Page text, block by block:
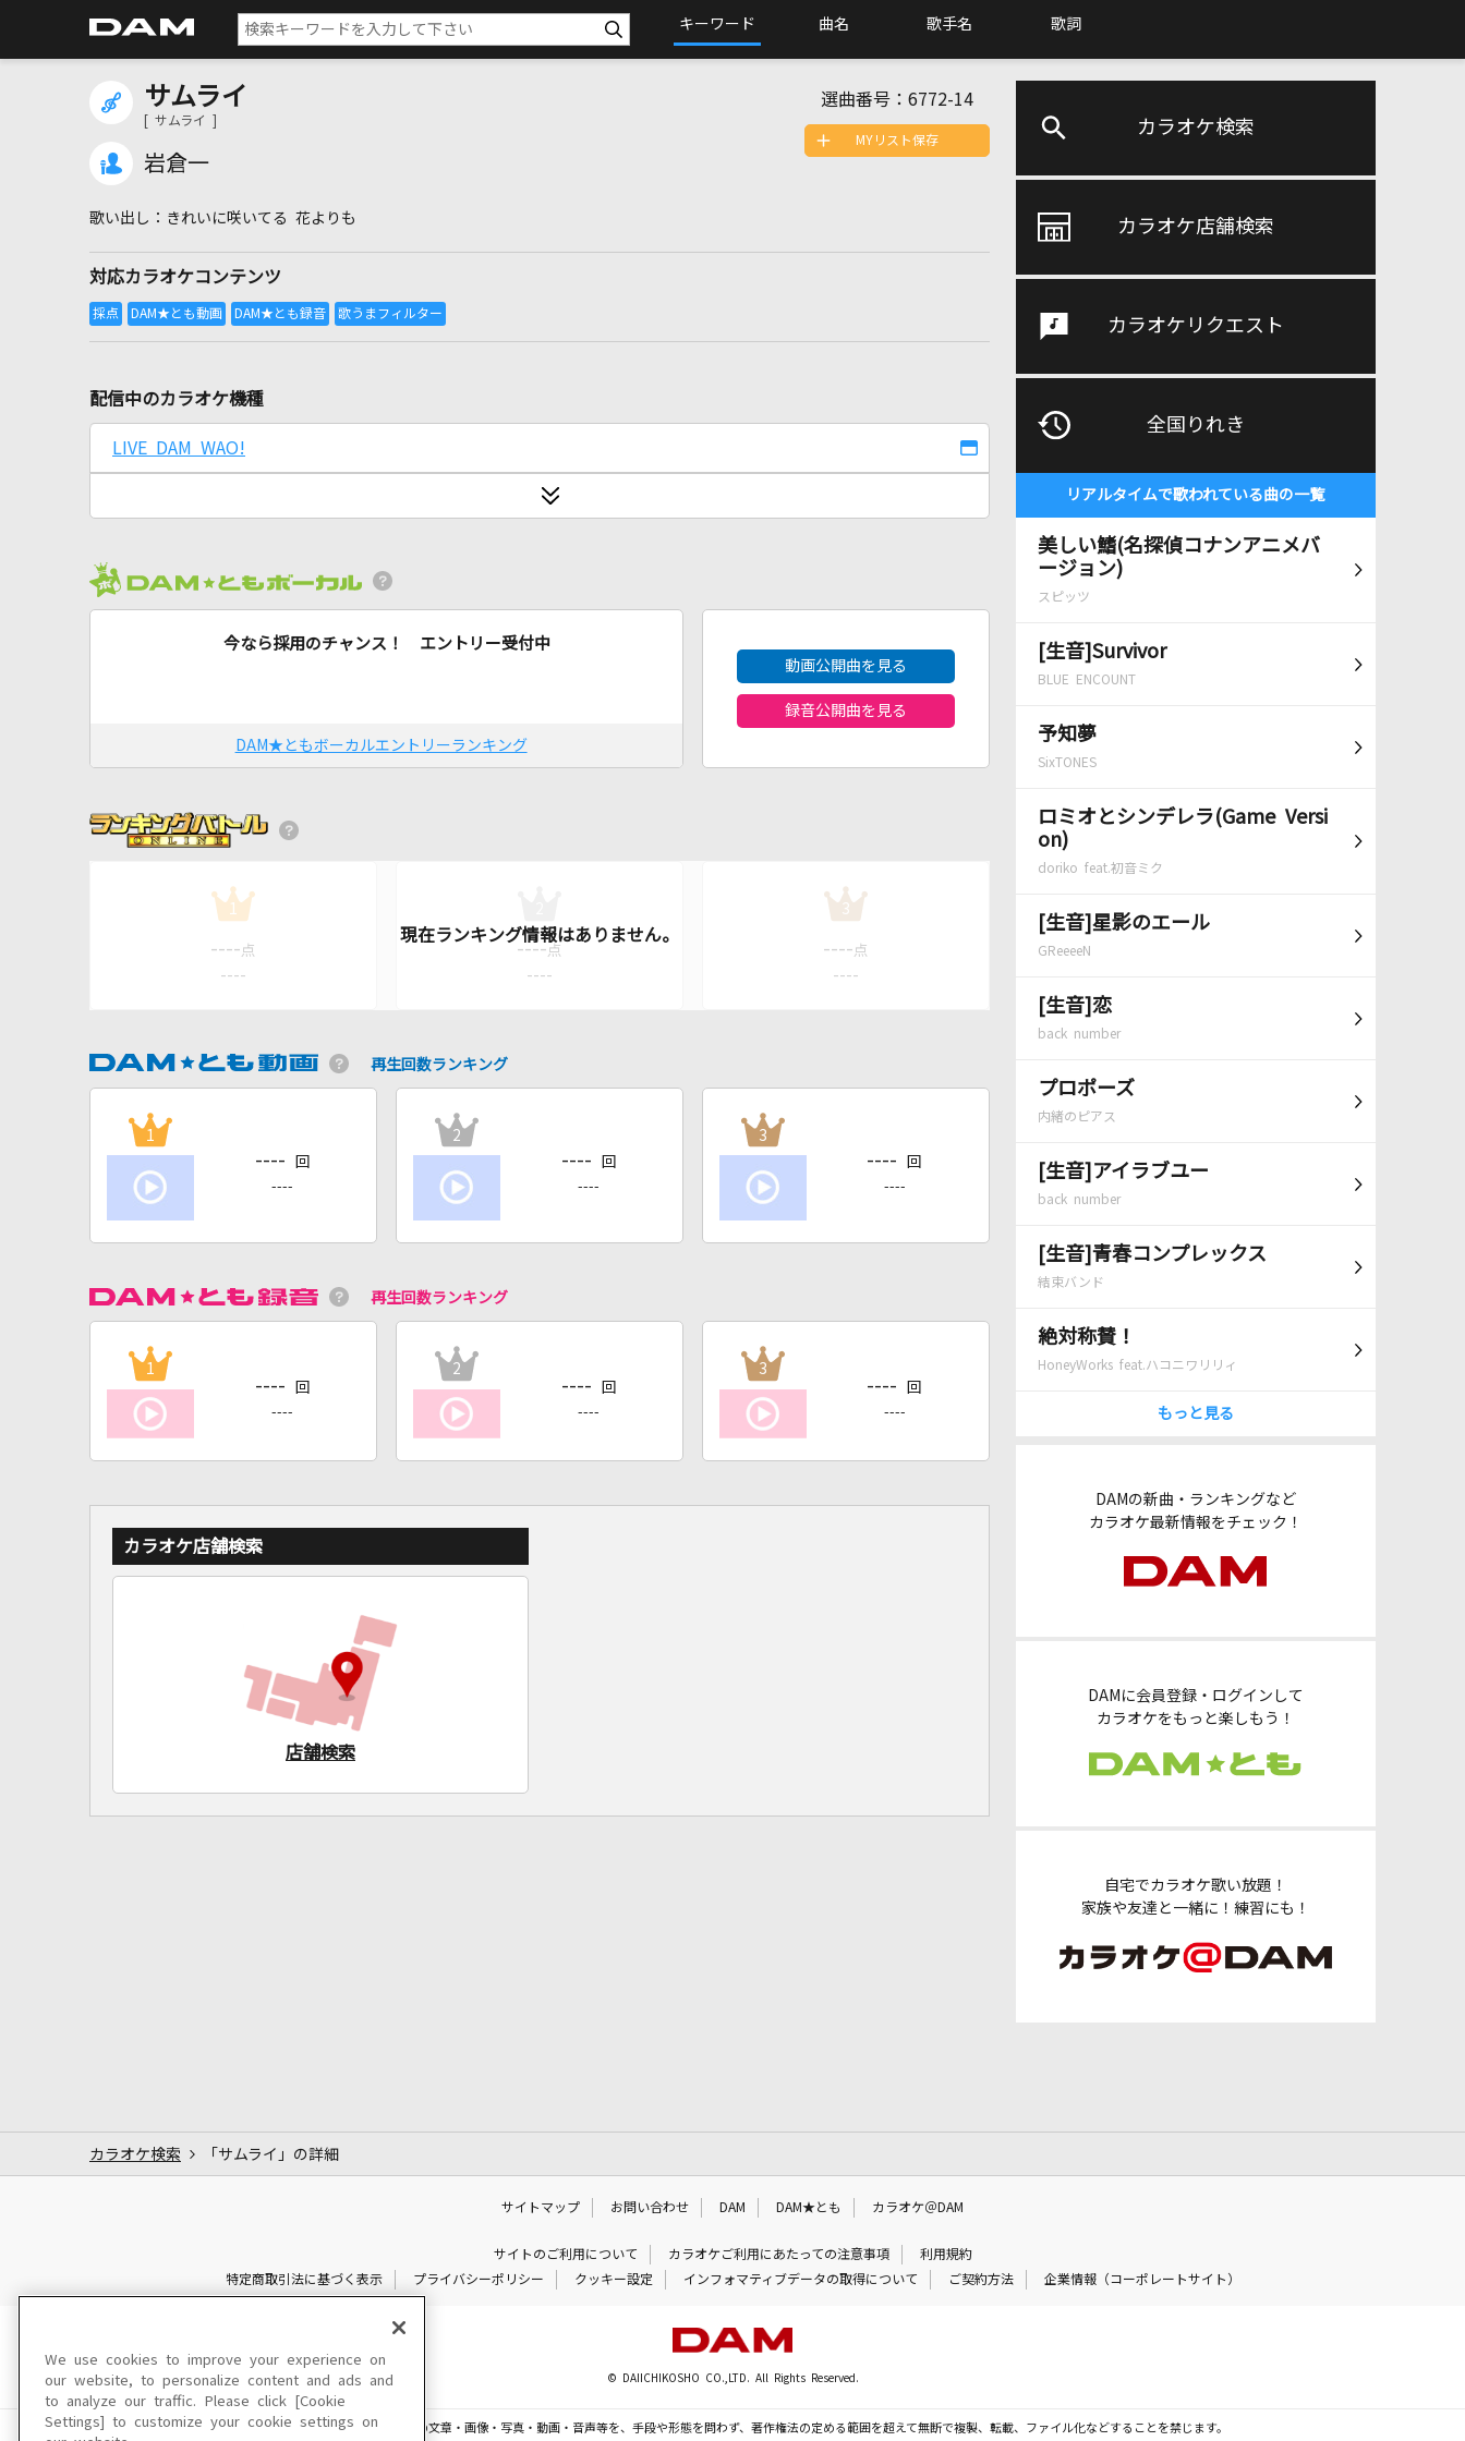
キーワード 曲名 歌手名 歌詞
カラオケ検索
カラオケ店舗検索
カラオケリクエスト
全国りれき
リアルタイムで歌われている曲の一覧
美しい鰭(名探偵コナンアニメバ
ージョン)
スピッツ
[生音]Survivor
BLUE ENCOUNT
予知夢
SixTONES
ロミオとシンデレラ(Game Versi
on)
doriko feat.初音ミク
[生音]星影のエール
GReeeeN
[生音]恋
back number
プロポーズ
内緒のピアス
[生音]アイラブユー
back number
[生音]青春コンプレックス
結束バンド
絶対称賛！
HoneyWorks feat.ハコニワリリィ
もっと見る
DAMの新曲・ランキングなど
カラオケ最新情報をチェック！
DAMに会員登録・ログインして
カラオケをもっと楽しもう！
自宅でカラオケ歌い放題！
家族や友達と一緒に！練習にも！
サムライ
[ サムライ ]
岩倉一
選曲番号： 6772-14
きれいに咲いてる 花よりも
対応カラオケコンテンツ
MYリスト保存
配信中のカラオケ機種
LIVE DAM WAO!
今なら採用のチャンス！ エントリー受付中
DAM★ともボーカルエントリーランキング
動画公開曲を見る
録音公開曲を見る
1
---- 点
----
---- 点
----
3
---- 点
----
再生回数ランキング
1
---- 回
----
2
---- 回
----
3
---- 回
----
再生回数ランキング
1
---- 回
----
2
---- 回
----
3
---- 回
----
カラオケ店舗検索
店舗検索
カラオケ検索 「サムライ」の詳細
サイトマップ お問い合わせ DAM DAM★とも カラオケ＠DAM
サイトのご利用について カラオケご利用にあたっての注意事項
利用規約
特定商取引法に基づく表示
プライバシーポリシー クッキー設定 インフォマティブデータの取得について ご契約方法 企業情報（コーポレートサイト）
© DAIICHIKOSHO CO.,LTD. All Rights Reserved.
このサイトに掲載されている一切の文章・画像・写真・動画・音声等を、手段や形態を問わず、著作権法の定める範囲を超えて無断で複製、転載、ファイル化などすることを禁じます。
We use cookies to improve your experience on
our website, to personalize content and ads and
to analyze our traffic. Please click [Cookie
Settings] to customize your cookie settings on